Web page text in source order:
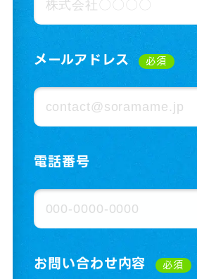
メールアドレス 必須
電話番号
お問い合わせ内容 必須